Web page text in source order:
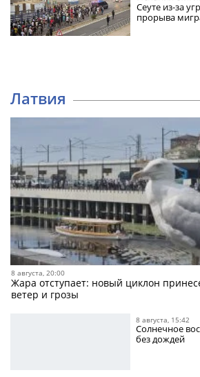
Сеуте из-за
прорыва
Латвия
8 августа, 20:00
Жара отступает: новый циклон
ветер и грозы
8 августа, 15:42
Солнечное
без дождей